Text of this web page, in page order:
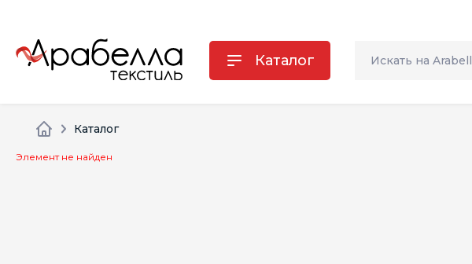
Каталог
Каталог
Элемент не найден